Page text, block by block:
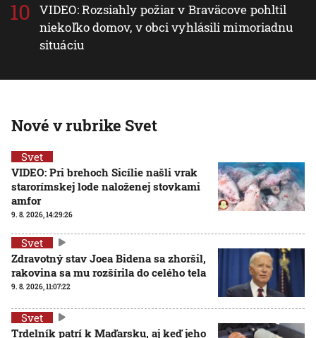
VIDEO: Rozsiahly požiar v Braväcove pohltil
niekoľko domov, v obci vyhlásili mimoriadnu
situáciu
Nové v rubrike Svet
Svet
VIDEO: Pri brehoch Sicílie našli vrak
starorímskej lode naloženej stovkami
amfor
9. 8. 2026, 14:29:26
Svet
Zdravotný stav Joea Bidena sa zhoršil,
rakovina sa mu rozšírila do celého tela
9. 8. 2026, 11:07:22
Svet
Trdelník patrí k Maďarsku, aj keď jeho